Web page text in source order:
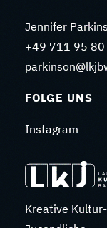
Jennifer
+49 711 95
FOLGE UNS
Instagram
Kreative